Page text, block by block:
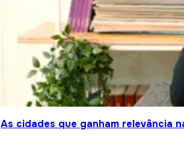
As cidades que ganham relevância